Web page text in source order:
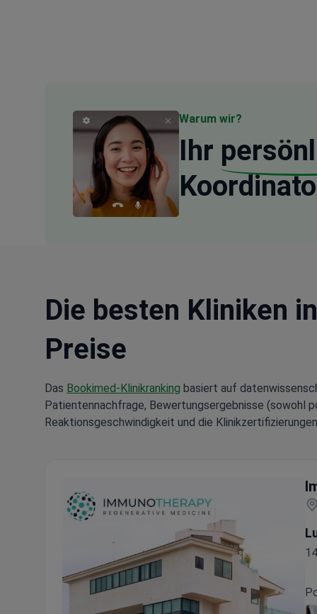
Warum wir?
Ihr
Die besten Kliniken
Preise
Das Bookimed-Klinikranking basiert auf
Patientennachfrage, Bewertungsergebnisse (sowohl
Reaktionsgeschwindigkeit und die